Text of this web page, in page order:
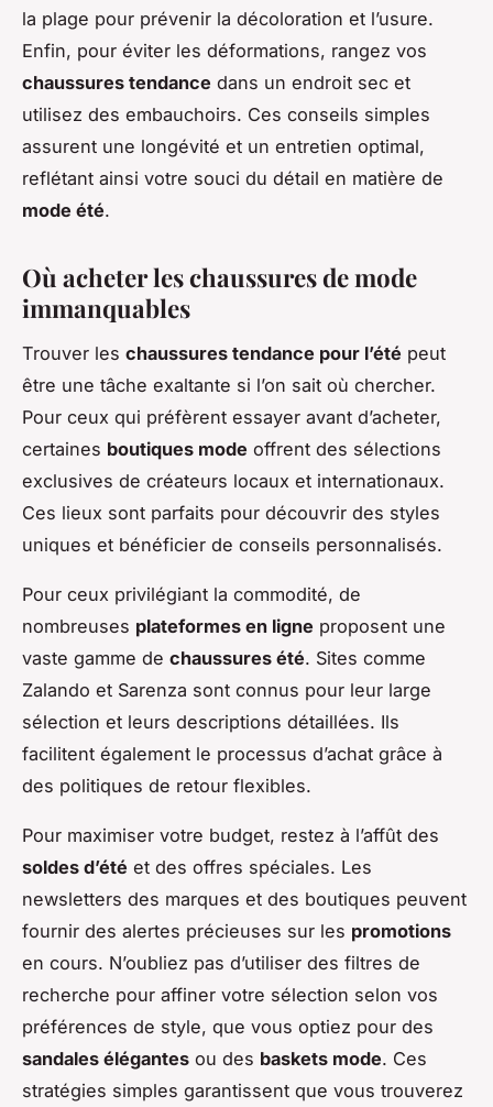
la plage pour prévenir la décoloration et l’usure.
Enfin, pour éviter les déformations, rangez vos
chaussures tendance dans un endroit sec et
utilisez des embauchoirs. Ces conseils simples
assurent une longévité et un entretien optimal,
reflétant ainsi votre souci du détail en matière de
mode été.
Où acheter les chaussures de mode
immanquables
Trouver les chaussures tendance pour l’été peut
être une tâche exaltante si l’on sait où chercher.
Pour ceux qui préfèrent essayer avant d’acheter,
certaines boutiques mode offrent des sélections
exclusives de créateurs locaux et internationaux.
Ces lieux sont parfaits pour découvrir des styles
uniques et bénéficier de conseils personnalisés.
Pour ceux privilégiant la commodité, de
nombreuses plateformes en ligne proposent une
vaste gamme de chaussures été. Sites comme
Zalando et Sarenza sont connus pour leur large
sélection et leurs descriptions détaillées. Ils
facilitent également le processus d’achat grâce à
des politiques de retour flexibles.
Pour maximiser votre budget, restez à l’affût des
soldes d’été et des offres spéciales. Les
newsletters des marques et des boutiques peuvent
fournir des alertes précieuses sur les promotions
en cours. N’oubliez pas d’utiliser des filtres de
recherche pour affiner votre sélection selon vos
préférences de style, que vous optiez pour des
sandales élégantes ou des baskets mode. Ces
stratégies simples garantissent que vous trouverez